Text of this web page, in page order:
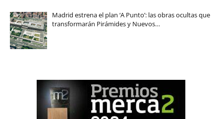
Madrid estrena el plan ‘A Punto’: las obras ocultas que
transformarán Pirámides y Nuevos…